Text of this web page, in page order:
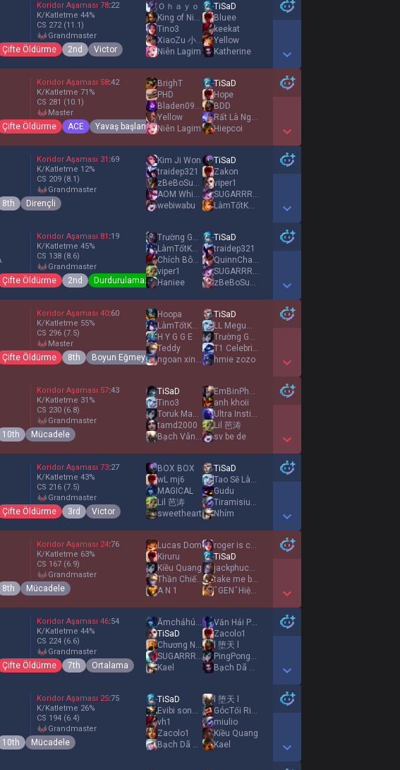
Koridor Aşaması 78:22
K/Katletme 44%
CS 272 (11.1)
grandmaster
Çifte Öldürme 2nd Victor
Ｏｈａｙｏ
King of Nidalee
Tino3
XiaoZu 小鸭
Niên Lagim
TiSaD
Bluee
keekat
Yellow
Katherine
Show More Detail Games
Koridor Aşaması 58:42
K/Katletme 71 %
CS 281 (10.1)
master
Çifte Öldürme ACE Yavaş başlangıç
BrighT
PHD
Bladen092120
Yellow
Niên Lagim
TiSaD
Hope
BDD
Rất Là Ngáo
Hiepcoi
Show More Detail Games
Koridor Aşaması 31 :69
K/Katletme 12%
CS 209 (8.1)
grandmaster
8th Dirençli
Kim Ji Won
traidep321
zBeBoSuaz
AOM Whisper
webiwabu
TiSaD
Zakon
viper1
SUGARRRRRRRRR
LàmTốtKhoảnNhanh
Show More Detail Games
Koridor Aşaması 81 :19
K/Katletme 45%
CS 138 (8.6)
grandmaster
Çifte Öldürme 2nd Durdurulamaz
Trường Gold
LàmTốtKhoảnNhanh
Chích Bôngg
viper1
Haniee
TiSaD
traidep321
QuinnChana
SUGARRRRRRRRR
zBeBoSuaz
Show More Detail Games
Koridor Aşaması 40:60
K/Katletme 55%
CS 296 (7.5)
master
Çifte Öldürme 8th Boyun Eğmeyen
Hoopa
LàmTốtKhoảnNhanh
H Y G G E
Teddy
ngoan xinh iuuu
TiSaD
LL MegumiKato
Trường Gold
T1 Celebrity
hmie zozo
Show More Detail Games
Koridor Aşaması 57:43
K/Katletme 31 %
CS 230 (6.8)
grandmaster
10th Mücadele
TiSaD
Tino3
Toruk Makto
tamd2000
Bạch Vân Ca
EmBinPhaRuợu
anh khoii
Ultra Instinct
Lil 芭涛
sv be de
Show More Detail Games
Koridor Aşaması 73:27
K/Katletme 43%
CS 216 (7.5)
grandmaster
Çifte Öldürme 3rd Victor
BOX BOX
wL mj6
MAGICAL
Lil 芭涛
sweetheart
TiSaD
Tao Sẽ Làm Được
Gudu
Tiramisiuuuuuuuu
Nhím
Show More Detail Games
Koridor Aşaması 24:76
K/Katletme 63%
CS 167 (6.9)
grandmaster
8th Mücadele
Lucas Dom
Kiruru
Kiều Quang
Thần Chiến Tranh
A N 1
roger is cooking
TiSaD
jackphucpro
take me back
ˆGENˆHiệpZennyˆ
Show More Detail Games
Koridor Aşaması 46:54
K/Katletme 44%
CS 224 (6.6)
grandmaster
Çifte Öldürme 7th Ortalama
Ămchảhúi Ngọc Nữ
TiSaD
Chương Nhược Nam
SUGARRRRRRRRR
Kael
Văn Hải Phòng
Zacolo1
l 堕天 l
PingPongPong
Bạch Dã Lang
Show More Detail Games
Koridor Aşaması 25:75
K/Katletme 26%
CS 194 (6.4)
grandmaster
10th Mücadele
TiSaD
Evibi songocu
vh1
Zacolo1
Bạch Dã Lang
l 堕天 l
GócTối Riêng Tôi
miulio
Kiều Quang
Kael
Show More Detail Games